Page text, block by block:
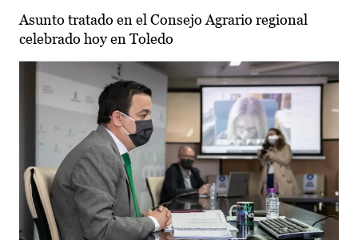
Asunto tratado en el Consejo Agrario regional
celebrado hoy en Toledo